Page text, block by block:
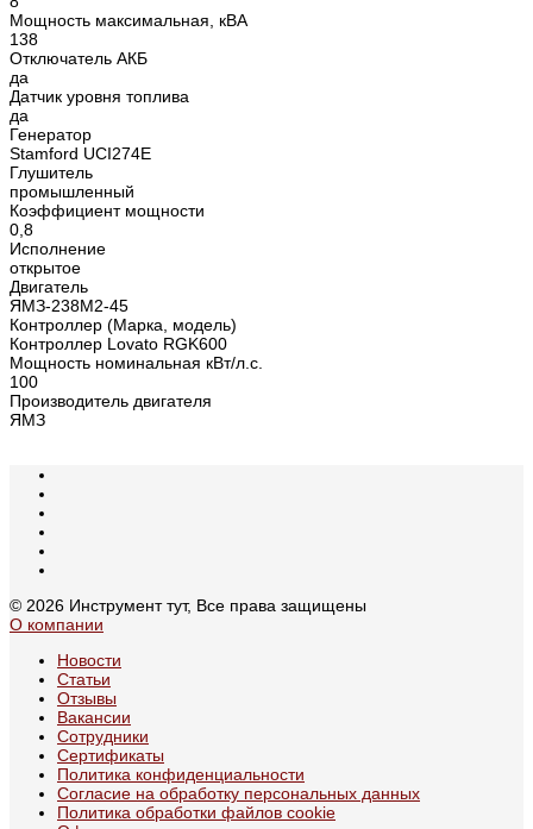
Мощность максимальная, кВА
138
Отключатель АКБ
да
Датчик уровня топлива
да
Генератор
Stamford UCI274E
Глушитель
промышленный
Коэффициент мощности
0,8
Исполнение
открытое
Двигатель
ЯМЗ-238М2-45
Контроллер (Марка, модель)
Контроллер Lovato RGK600
Мощность номинальная кВт/л.с.
100
Производитель двигателя
ЯМЗ
© 2026 Инструмент тут, Все права защищены
О компании
Новости
Статьи
Отзывы
Вакансии
Сотрудники
Сертификаты
Политика конфиденциальности
Согласие на обработку персональных данных
Политика обработки файлов cookie